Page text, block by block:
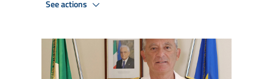
See actions